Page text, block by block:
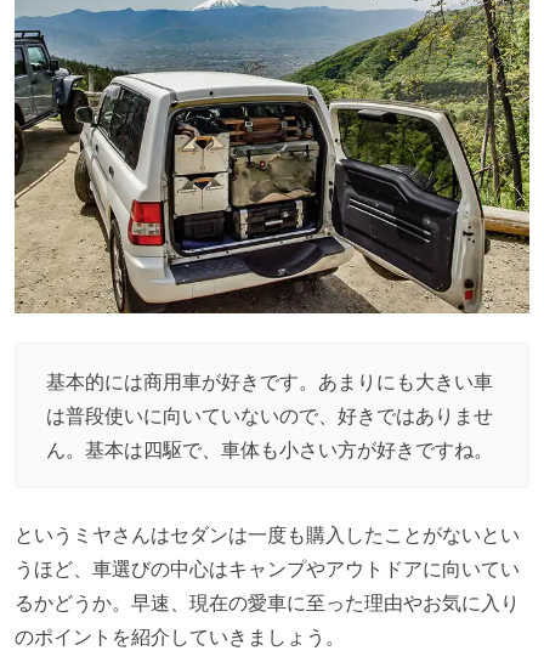
基本的には商用車が好きです。あまりにも大きい車
は普段使いに向いていないので、好きではありませ
ん。基本は四駆で、車体も小さい方が好きですね。
というミヤさんはセダンは一度も購入したことがないとい
うほど、車選びの中心はキャンプやアウトドアに向いてい
るかどうか。早速、現在の愛車に至った理由やお気に入り
のポイントを紹介していきましょう。